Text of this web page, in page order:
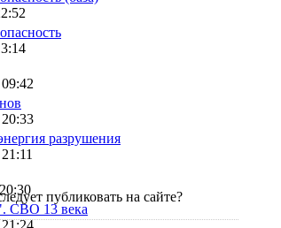
разрушения
СВО 13 века
публиковать на сайте?